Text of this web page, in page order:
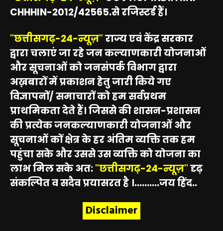
CHHHIN-2012/42565.से रजिस्टर्ड हैं।
"छत्तीसगढ़-24-न्यूज़"राज्य एवं केंद्र सरकार
द्वारा चलाएं जा रहे जन कल्याणकारी योजनाओं
और सूचनाओं को जनसंपर्क विभाग द्वारा
अख़बारों में प्रकाशन हेतु जारी किये गए
विज्ञापनों/ समाचारों को हम सर्वप्रथम
प्राथमिकता देते हैं। जिससे की शासन-प्रशासन
की प्रत्येक जनकल्याणकारी योजनाओं और
सूचनाओं कों क्षेत्र के हर अंतिम व्यक्ति तक हम
पहुंचा सके और उससे उस व्यक्ति को योजना का
लाभ मिल सके अत:"छत्तीसगढ़-24-न्यूज़"दृढ़
संकल्पित व सदैव प्रयासरत है ।..........जय हिंद..
Disclaimer